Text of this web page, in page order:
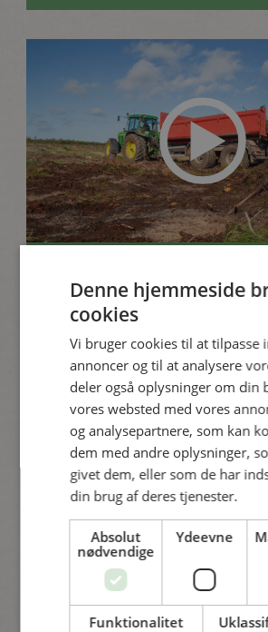
Se video
Denne hjemmeside
cookies
Vi bruger cookies til at tilpasse
annoncer og til at analysere
deler også oplysninger om din
vores websted med vores
og analysepartnere, som kan
dem med andre oplysninger,
givet dem, eller som de har
din brug af deres tjenester.
Absolut
nødvendige
Ydeevne
Funktionalitet